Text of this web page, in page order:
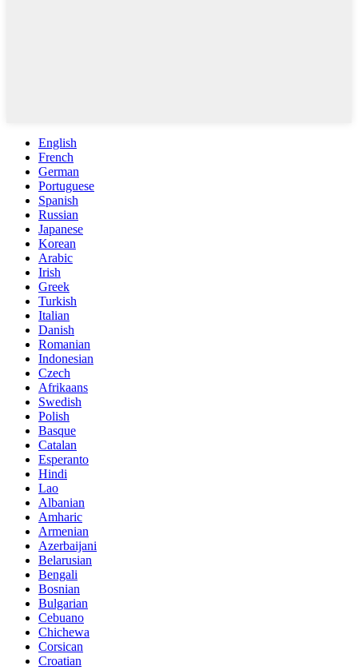
English
French
German
Portuguese
Spanish
Russian
Japanese
Korean
Arabic
Irish
Greek
Turkish
Italian
Danish
Romanian
Indonesian
Czech
Afrikaans
Swedish
Polish
Basque
Catalan
Esperanto
Hindi
Lao
Albanian
Amharic
Armenian
Azerbaijani
Belarusian
Bengali
Bosnian
Bulgarian
Cebuano
Chichewa
Corsican
Croatian